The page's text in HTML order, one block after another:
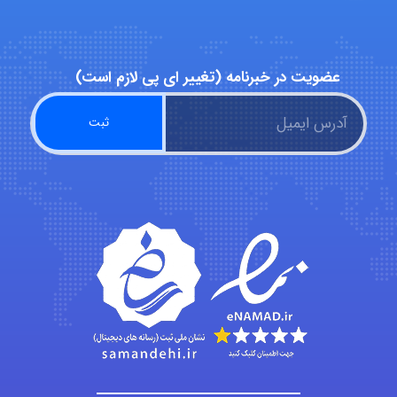
hosein abdolvand
Kati
emami
ehtesham
عضویت در خبرنامه (تغییر ای پی لازم است)